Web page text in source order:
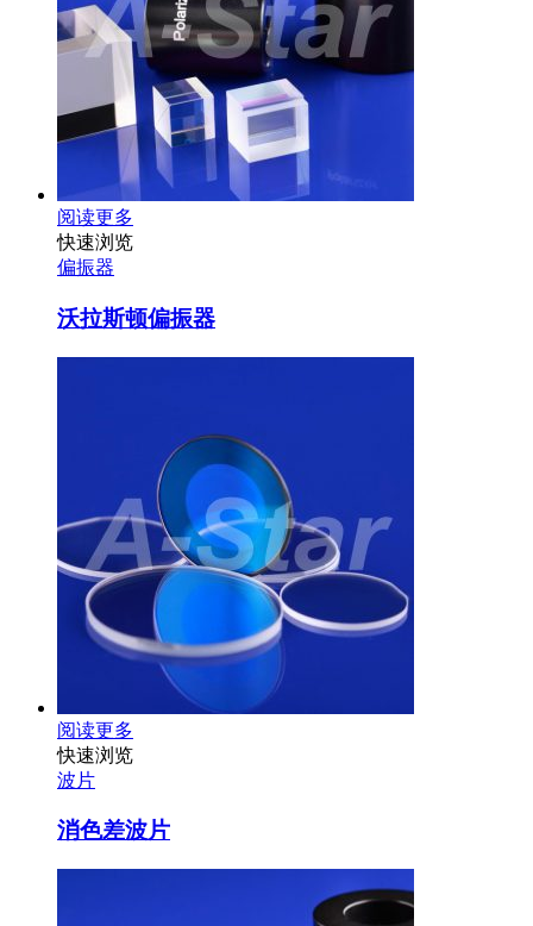
阅读更多
快速浏览
偏振器
沃拉斯顿偏振器
阅读更多
快速浏览
波片
消色差波片